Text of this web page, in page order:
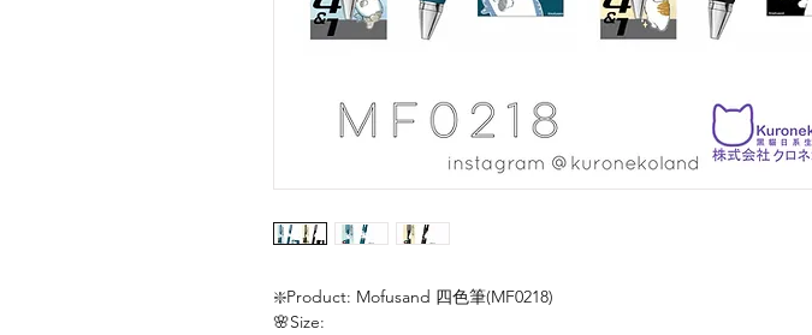
❇️Product: Mofusand 四色筆(MF0218)
🌸Size: